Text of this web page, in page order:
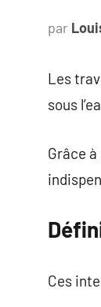
par
Les
sous
Grâce
Ces